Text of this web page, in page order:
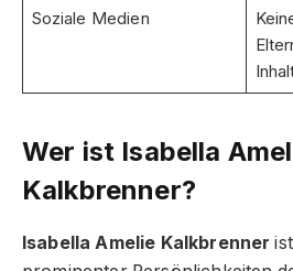
Soziale Medien
Wer ist Isabella
Kalkbrenner?
Isabella Amelie Kalkbrenner